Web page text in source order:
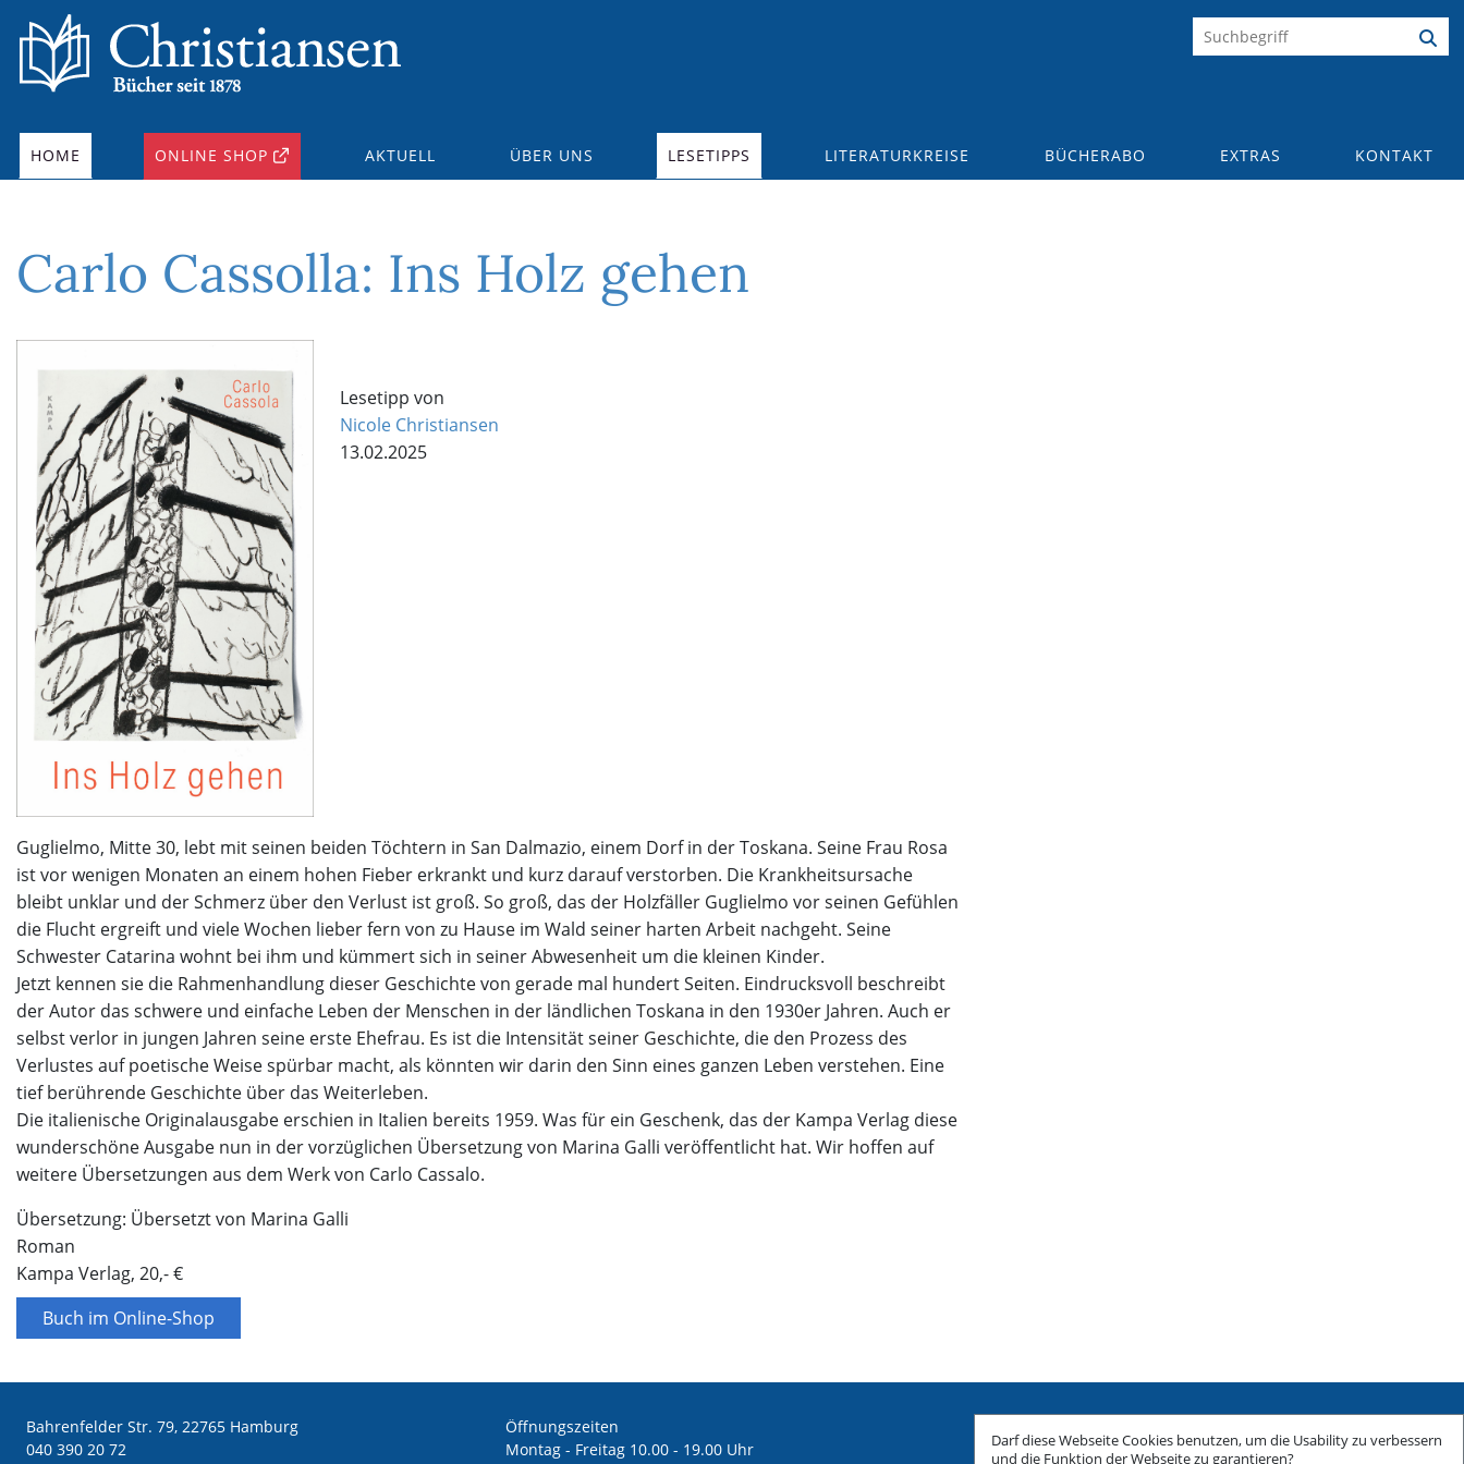
HOME ONLINE SHOP AKTUELL ÜBER UNS LESETIPPS LITERATURKREISE BÜCHERABO EXTRAS KONTAKT
Carlo Cassolla: Ins Holz gehen
Lesetipp von
Nicole Christiansen
13.02.2025
Guglielmo, Mitte 30, lebt mit seinen beiden Töchtern in San Dalmazio, einem Dorf in der Toskana. Seine Frau Rosa
ist vor wenigen Monaten an einem hohen Fieber erkrankt und kurz darauf verstorben. Die Krankheitsursache
bleibt unklar und der Schmerz über den Verlust ist groß. So groß, das der Holzfäller Guglielmo vor seinen Gefühlen
die Flucht ergreift und viele Wochen lieber fern von zu Hause im Wald seiner harten Arbeit nachgeht. Seine
Schwester Catarina wohnt bei ihm und kümmert sich in seiner Abwesenheit um die kleinen Kinder.
Jetzt kennen sie die Rahmenhandlung dieser Geschichte von gerade mal hundert Seiten. Eindrucksvoll beschreibt
der Autor das schwere und einfache Leben der Menschen in der ländlichen Toskana in den 1930er Jahren. Auch er
selbst verlor in jungen Jahren seine erste Ehefrau. Es ist die Intensität seiner Geschichte, die den Prozess des
Verlustes auf poetische Weise spürbar macht, als könnten wir darin den Sinn eines ganzen Leben verstehen. Eine
tief berührende Geschichte über das Weiterleben.
Die italienische Originalausgabe erschien in Italien bereits 1959. Was für ein Geschenk, das der Kampa Verlag diese
wunderschöne Ausgabe nun in der vorzüglichen Übersetzung von Marina Galli veröffentlicht hat. Wir hoffen auf
weitere Übersetzungen aus dem Werk von Carlo Cassalo.
Übersetzung: Übersetzt von Marina Galli
Roman
Kampa Verlag, 20,- €
Buch im Online-Shop
Bahrenfelder Str. 79, 22765 Hamburg
040 390 20 72
Öffnungszeiten
Montag - Freitag 10.00 - 19.00 Uhr
Impressum
Darf diese Webseite Cookies benutzen, um die Usability zu verbessern
und die Funktion der Webseite zu garantieren?